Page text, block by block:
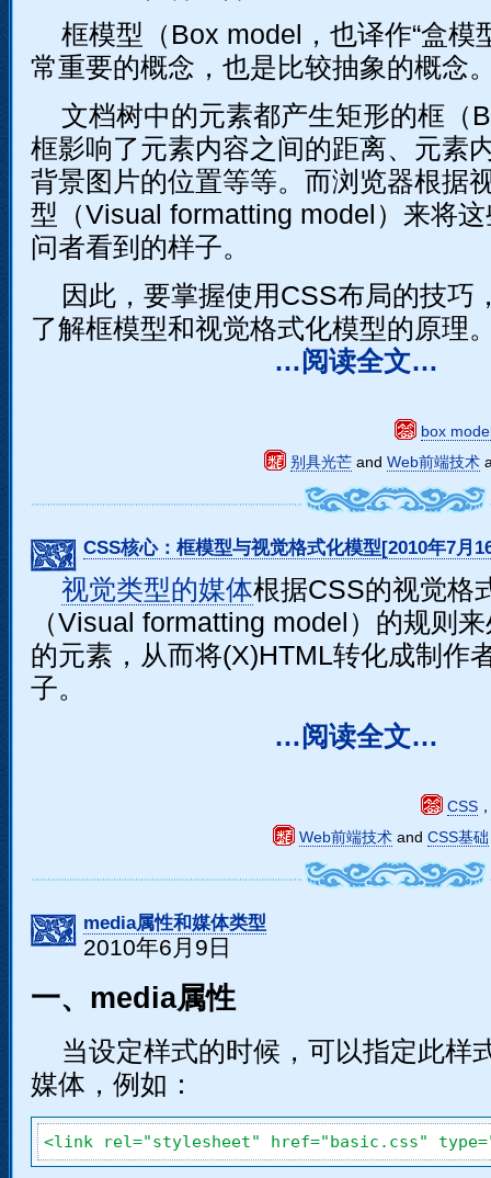
框模型（Box model，也译作“盒模
常重要的概念，也是比较抽象的概念
文档树中的元素都产生矩形的框（
框影响了元素内容之间的距离、元素
背景图片的位置等等。而浏览器根据
型（Visual formatting model）来将
问者看到的样子。
因此，要掌握使用CSS布局的技巧
了解框模型和视觉格式化模型的原理
…阅读全文…
box
别具光芒 and Web前端技术
CSS核心：框模型与视觉格式化模型[2010年7月
视觉类型的媒体根据CSS的视觉格
（Visual formatting model）的规则
的元素，从而将(X)HTML转化成制作
子。
…阅读全文…
CSS
Web前端技术 and CSS基础
media属性和媒体类型
2010年6月9日
一、media属性
当设定样式的时候，可以指定此样
媒体，例如：